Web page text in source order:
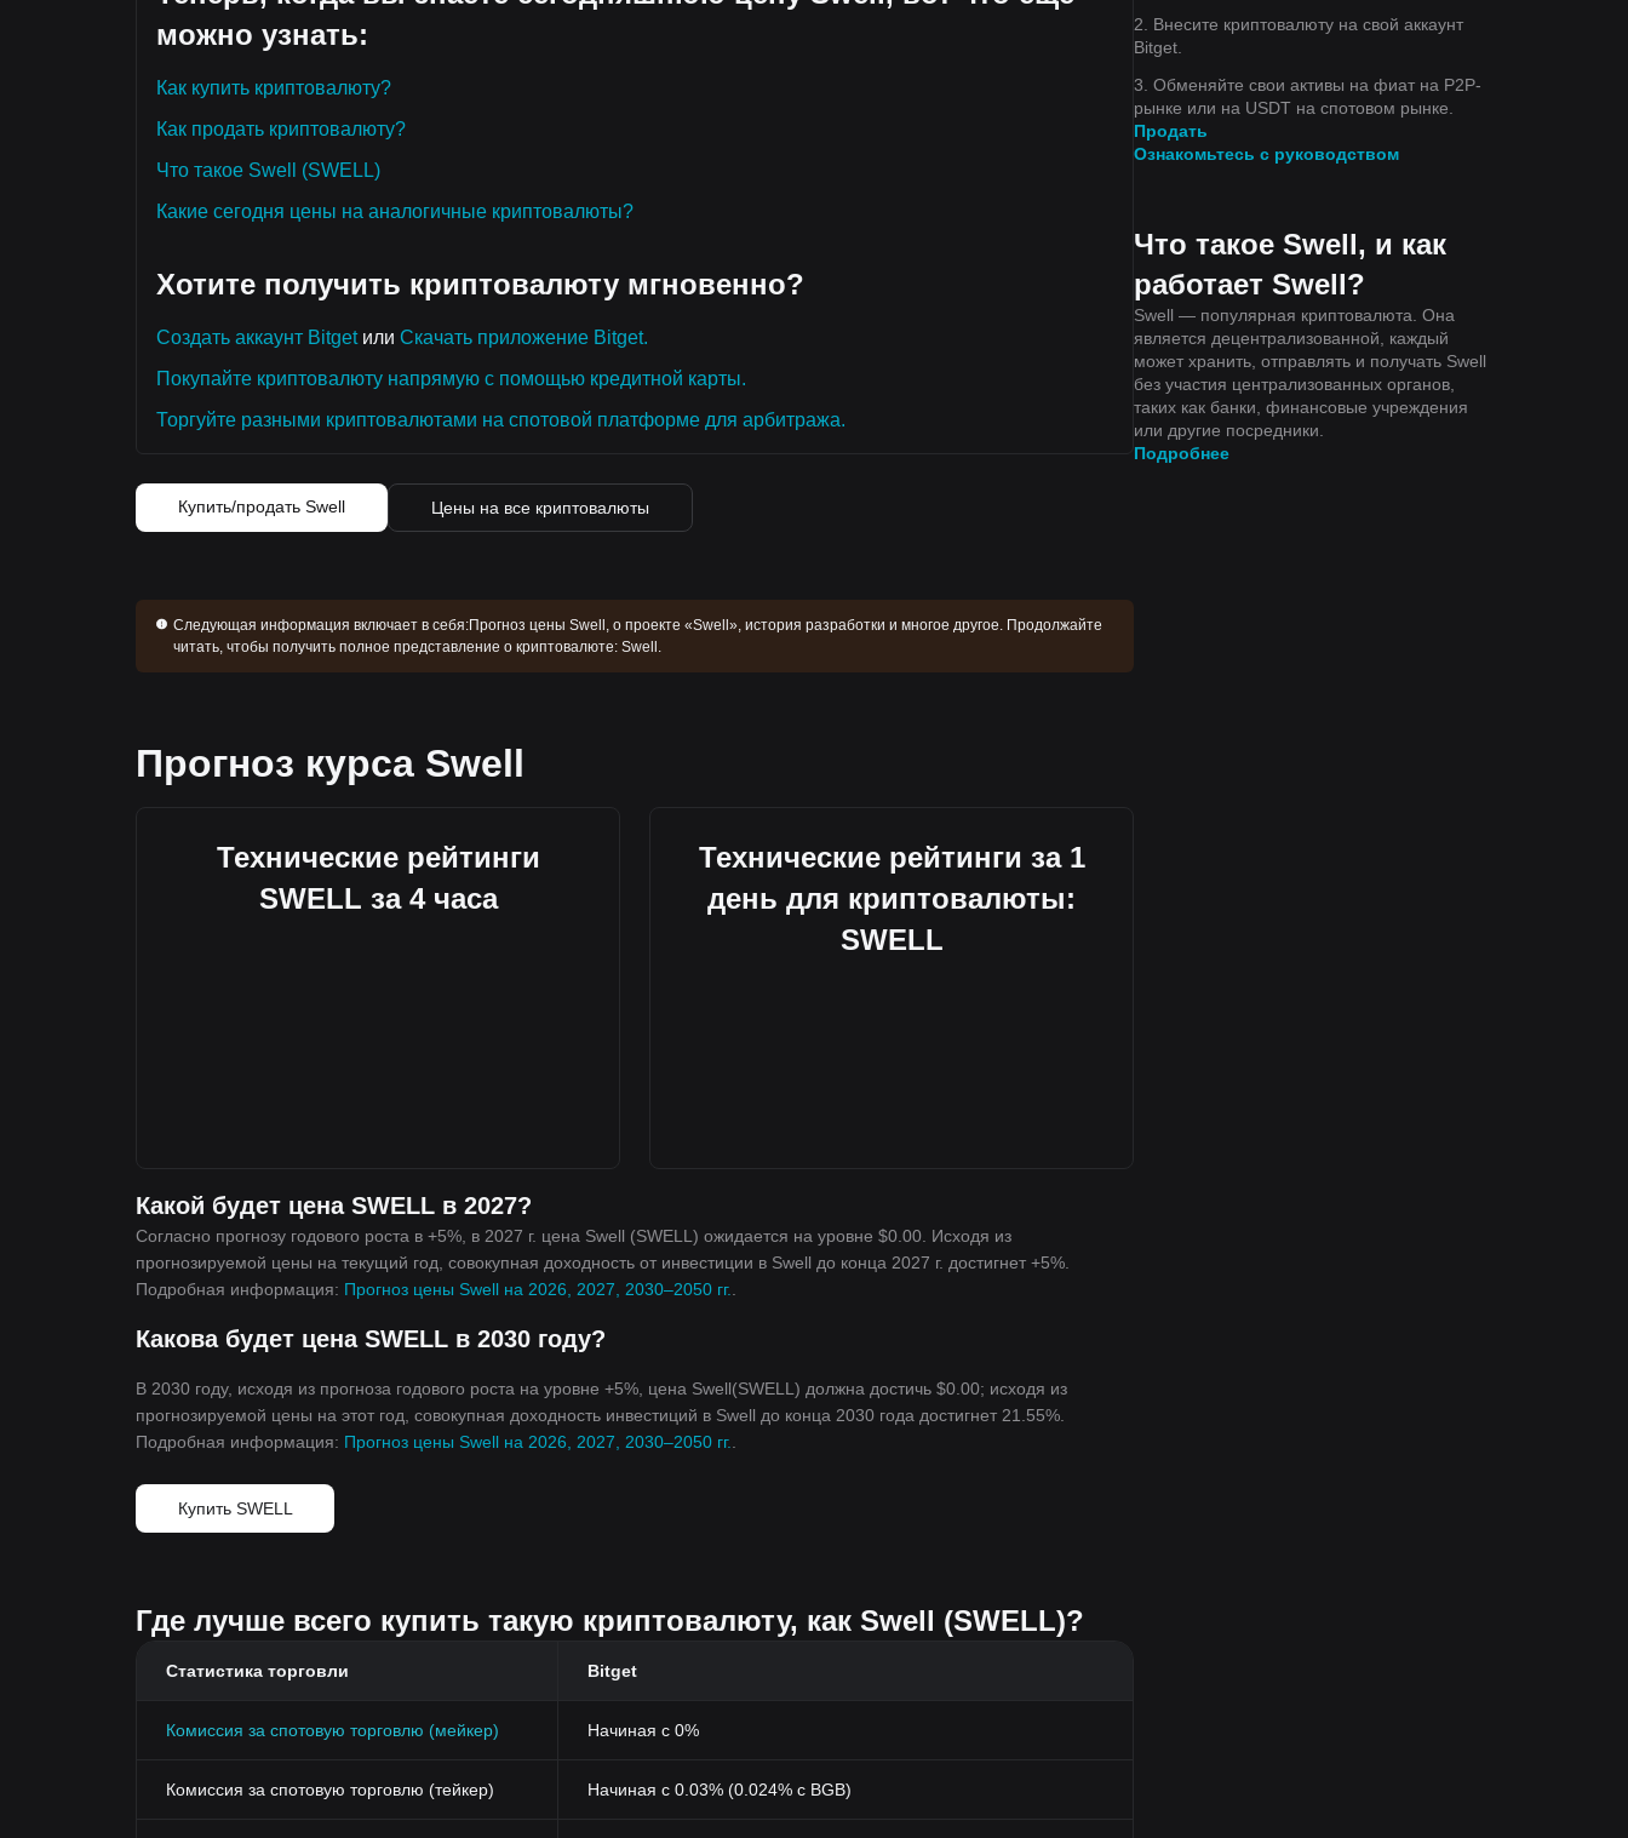
можно узнать:
Как купить криптовалюту?
Как продать криптовалюту?
Что такое Swell (SWELL)
Какие сегодня цены на аналогичные криптовалюты?
Хотите получить криптовалюту мгновенно?
Создать аккаунт Bitgetили Скачать приложение Bitget.
Покупайте криптовалюту напрямую с помощью кредитной карты.
Торгуйте разными криптовалютами на спотовой платформе для арбитража.
Купить/продать Swell Цены на все криптовалюты
Следующая информация включает в себя:Прогноз цены Swell, о проекте «Swell», история разработки и многое другое. Продолжайте
читать, чтобы получить полное представление о криптовалюте: Swell.
Прогноз курса Swell
Технические рейтинги
SWELL за 4 часа
Технические рейтинги за 1
день для криптовалюты:
SWELL
Какой будет цена SWELL в 2027?
Согласно прогнозу годового роста в +5%, в 2027 г. цена Swell (SWELL) ожидается на уровне $0.00. Исходя из
прогнозируемой цены на текущий год, совокупная доходность от инвестиции в Swell до конца 2027 г. достигнет +5%.
Подробная информация: Прогноз цены Swell на 2026, 2027, 2030–2050 гг.
Какова будет цена SWELL в 2030 году?
В 2030 году, исходя из прогноза годового роста на уровне +5%, цена Swell(SWELL) должна достичь $0.00; исходя из
прогнозируемой цены на этот год, совокупная доходность инвестиций в Swell до конца 2030 года достигнет 21.55%.
Подробная информация: Прогноз цены Swell на 2026, 2027, 2030–2050 гг.
Купить SWELL
Где лучше всего купить такую криптовалюту, как Swell (SWELL)?
Статистика торговли Bitget
Комиссия за спотовую торговлю (мейкер) Начиная с 0%
Комиссия за спотовую торговлю (тейкер) Начиная с 0.03% (0.024% с BGB)
2. Внесите криптовалюту на свой аккаунт
Bitget.
3. Обменяйте свои активы на фиат на P2P-
рынке или на USDT на спотовом рынке.
Продать
Ознакомьтесь с руководством
Что такое Swell, и как
работает Swell?
Swell — популярная криптовалюта. Она
является децентрализованной, каждый
может хранить, отправлять и получать Swell
без участия централизованных органов,
таких как банки, финансовые учреждения
или другие посредники.
Подробнее